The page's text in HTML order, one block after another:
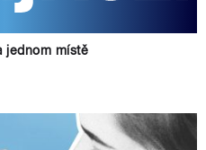
jednom místě